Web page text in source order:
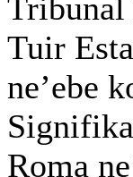
Tuir
ne’ebe
Roma